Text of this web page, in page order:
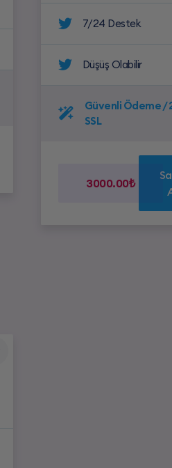
7/24 Destek
Düşüş Olabilir
Güvenli Ödeme /
SSL
3000.00₺